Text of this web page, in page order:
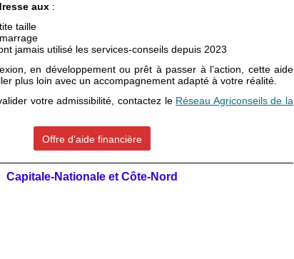
aux :
taille
jamais utilisé les services-conseils depuis 2023
en développement ou prêt à passer à l’action, cette aide
plus loin avec un accompagnement adapté à votre réalité.
votre admissibilité, contactez le Réseau Agriconseils de la
Offre d'aide financière
Capitale-Nationale et Côte-Nord